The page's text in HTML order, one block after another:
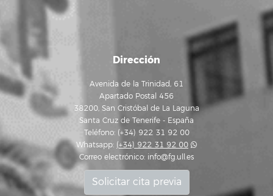
Dirección
Avenida de la Trinidad, 61
Apartado Postal 456
38200, San Cristóbal de La Laguna
Santa Cruz de Tenerife - España
Teléfono: (+34) 922 31 92 00
Whatsapp: (+34) 922 31 92 00
Correo electrónico: info@fg.ull.es
Solicitar cita previa